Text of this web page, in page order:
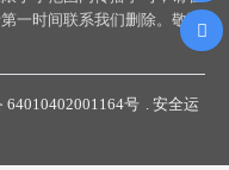
一时间联系我们删除。敬请
64010402001164号 . 安全运